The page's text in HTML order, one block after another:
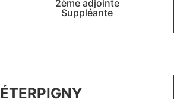
2ème adjointe
Suppléante
ÉTERPIGNY